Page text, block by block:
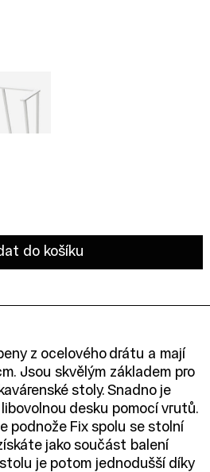
do košíku
z ocelového drátu a mají
Jsou skvělým základem pro
stoly. Snadno je
desku pomocí vrutů.
podnože Fix spolu se stolní
jako součást balení
je potom jednodušší díky